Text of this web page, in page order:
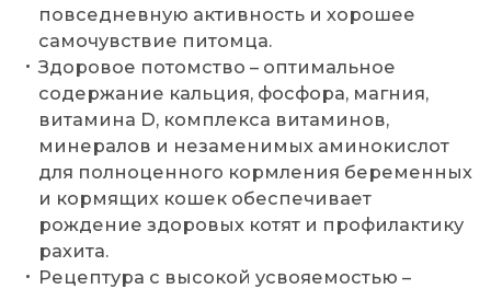
повседневную активность и хорошее
самочувствие питомца.
Здоровое потомство – оптимальное
содержание кальция, фосфора, магния,
витамина D, комплекса витаминов,
минералов и незаменимых аминокислот
для полноценного кормления беременных
и кормящих кошек обеспечивает
рождение здоровых котят и профилактику
рахита.
Рецептура с высокой усвояемостью –